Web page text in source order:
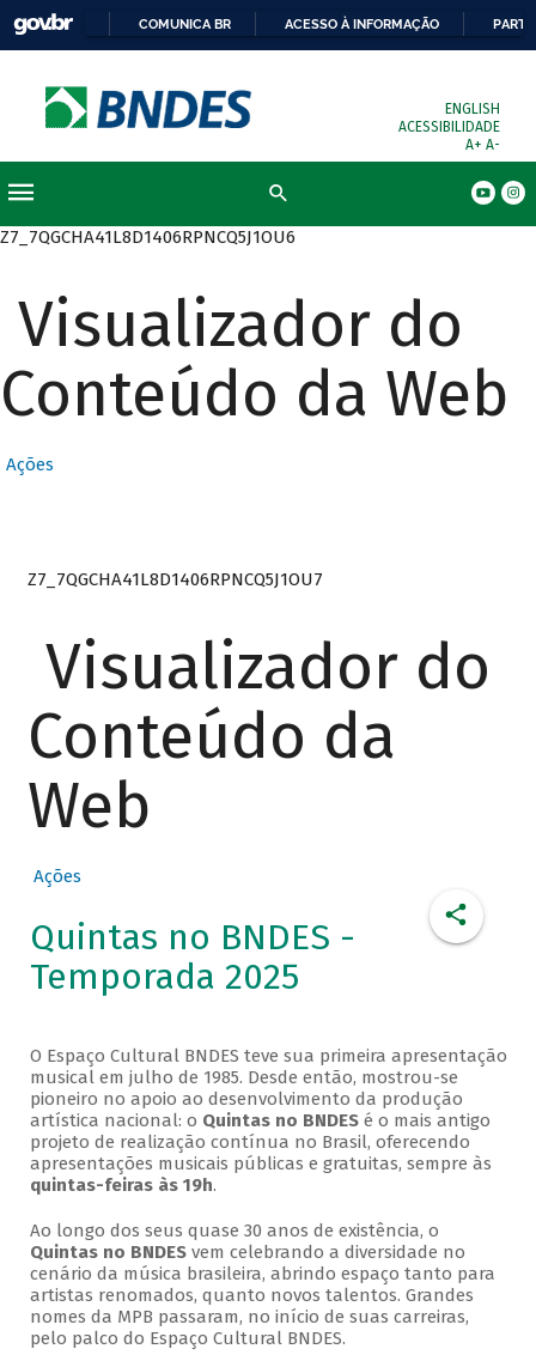
COMUNICA BR ACESSO À INFORMAÇÃO
ENGLISH
ACESSIBILIDADE
A+ A-
Z7_7QGCHA41L8D1406RPNCQ5J1OU6
Visualizador do
Conteúdo da Web
Ações
Z7_7QGCHA41L8D1406RPNCQ5J1OU7
Visualizador do
Conteúdo da
Web
Ações
Quintas no BNDES -
Temporada 2025
O Espaço Cultural BNDES teve sua primeira apresentação
musical em julho de 1985. Desde então, mostrou-se
pioneiro no apoio ao desenvolvimento da produção
artística nacional: o Quintas no BNDESé o mais antigo
projeto de realização contínua no Brasil, oferecendo
apresentações musicais públicas e gratuitas, sempre às
quintas-feiras às 19h.
Ao longo dos seus quase 30 anos de existência, o
Quintas no BNDESvem celebrando a diversidade no
cenário da música brasileira, abrindo espaço tanto para
artistas renomados, quanto novos talentos. Grandes
nomes da MPB passaram, no início de suas carreiras,
pelo palco do Espaço Cultural BNDES.